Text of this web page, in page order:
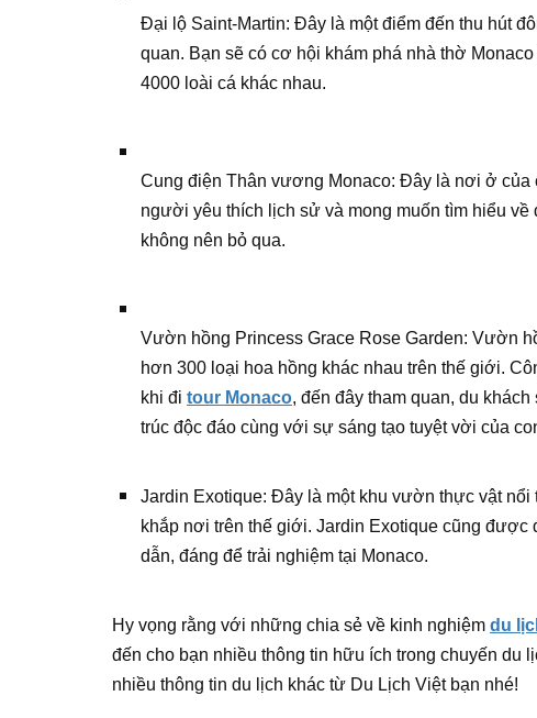
Đại lộ Saint-Martin: Đây là một điểm đến thu hút
quan. Bạn sẽ có cơ hội khám phá nhà thờ
4000 loài cá khác nhau.
Cung điện Thân vương Monaco: Đây là nơi ở
người yêu thích lịch sử và mong muốn tìm hiểu
không nên bỏ qua.
Vườn hồng Princess Grace Rose Garden: Vườn
hơn 300 loại hoa hồng khác nhau trên thế giới.
khi đi tour Monaco, đến đây tham quan, du
trúc độc đáo cùng với sự sáng tạo tuyệt vời của
Jardin Exotique: Đây là một khu vườn thực vật
khắp nơi trên thế giới. Jardin Exotique cũng
dẫn, đáng để trải nghiệm tại Monaco.
Hy vọng rằng với những chia sẻ về kinh nghiệm du
đến cho bạn nhiều thông tin hữu ích trong chuyến du
nhiều thông tin du lịch khác từ Du Lịch Việt bạn nhé!